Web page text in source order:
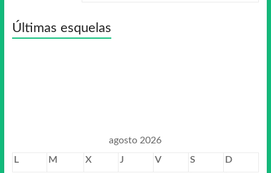
Últimas esquelas
agosto 2026
L
M X J V S
D